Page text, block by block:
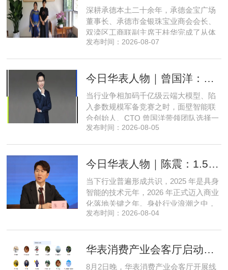
职研究生，中共党员。曾任北京
深耕承德本土二十余年，承德金宝广场
董事长、承德市金银珠宝业商会会长、
双滦区工商联副主席王桂华完成了从体
制内从业者、玉石珠宝创业者，到地产
来，三四线城市创业最忌讳浮躁跟风、
立足本地需求顺势迭代，方能穿
发布时间：2026-08-07
当行业争相加码千亿级云端大模型、陷
入参数规模军备竞赛之时，面壁智能联
合创始人、CTO 曾国洋带领团队选择一
条小众赛道：深耕端侧轻量化大模型，
的技术深耕与严谨的工程思维，走出国
布局中，自然流畅的全模态
发布时间：2026-08-05
当下行业普遍形成共识，2025 年是具身
智能的技术元年，2026 年正式迈入商业
化落地关键之年。身处行业浪潮之中，
享刻智能创始人、CEO 陈震表示，当前
长久，这也是享刻智能自创立之初便坚
发布时间：2026-08-04
8月2日晚，华表消费产业会客厅开展线